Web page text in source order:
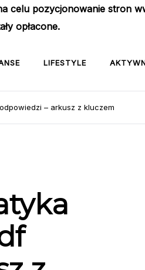
celu pozycjonowanie stron
opłacone.
LIFESTYLE
– arkusz z kluczem